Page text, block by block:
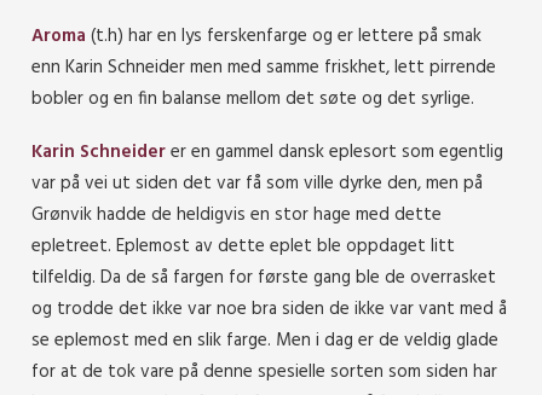
Aroma (t.h) har en lys ferskenfarge og er lettere på smak
enn Karin Schneider men med samme friskhet, lett pirrende
bobler og en fin balanse mellom det søte og det syrlige.
Karin Schneiderer en gammel dansk eplesort som egentlig
var på vei ut siden det var få som ville dyrke den, men på
Grønvik hadde de heldigvis en stor hage med dette
epletreet. Eplemost av dette eplet ble oppdaget litt
tilfeldig. Da de så fargen for første gang ble de overrasket
og trodde det ikke var noe bra siden de ikke var vant med å
se eplemost med en slik farge. Men i dag er de veldig glade
for at de tok vare på denne spesielle sorten som siden har